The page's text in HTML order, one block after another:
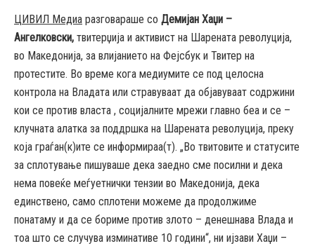
ЦИВИЛ Медиа разговараше со Демијан Хаџи –
Ангелковски, твитерџија и активист на Шарената револуција,
во Македонија, за влијанието на Фејсбук и Твитер на
протестите. Во време кога медиумите се под целосна
контрола на Владата или стравуваат да објавуваат содржини
кои се против власта , социјалните мрежи главно беа и се –
клучната алатка за поддршка на Шарената револуција, преку
која граѓан(к)ите се информираа(т). „Во твитовите и статусите
за сплотување пишуваше дека заедно сме посилни и дека
нема повеќе меѓуетнички тензии во Македонија, дека
единствено, само сплотени можеме да продолжиме
понатаму и да се бориме против злото – денешнава Влада и
тоа што се случува изминативе 10 години“, ни ијзави Хаџи –